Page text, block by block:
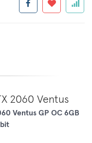
2060 Ventus
Ventus GP OC 6GB